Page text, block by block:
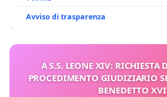
Avviso di trasparenza
A S.S. LEONE XIV: RICHIESTA
PROCEDIMENTO GIUDIZIARIO
BENEDETTO XVI